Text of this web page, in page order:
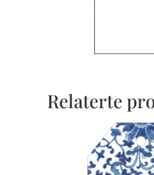
Relaterte